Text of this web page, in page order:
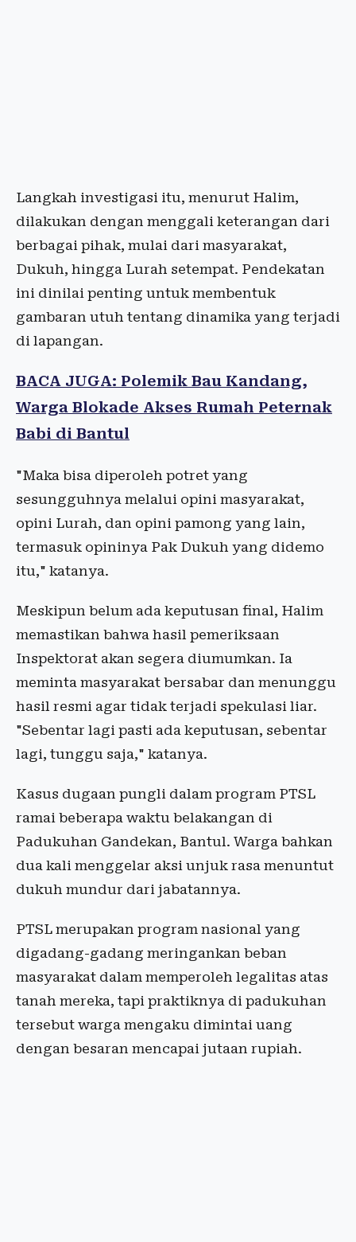
Langkah investigasi itu, menurut Halim,
dilakukan dengan menggali keterangan dari
berbagai pihak, mulai dari masyarakat,
Dukuh, hingga Lurah setempat. Pendekatan
ini dinilai penting untuk membentuk
gambaran utuh tentang dinamika yang terjadi
di lapangan.
BACA JUGA: Polemik Bau Kandang,
Warga Blokade Akses Rumah Peternak
Babi di Bantul
"Maka bisa diperoleh potret yang
sesungguhnya melalui opini masyarakat,
opini Lurah, dan opini pamong yang lain,
termasuk opininya Pak Dukuh yang didemo
itu," katanya.
Meskipun belum ada keputusan final, Halim
memastikan bahwa hasil pemeriksaan
Inspektorat akan segera diumumkan. Ia
meminta masyarakat bersabar dan menunggu
hasil resmi agar tidak terjadi spekulasi liar.
"Sebentar lagi pasti ada keputusan, sebentar
lagi, tunggu saja," katanya.
Kasus dugaan pungli dalam program PTSL
ramai beberapa waktu belakangan di
Padukuhan Gandekan, Bantul. Warga bahkan
dua kali menggelar aksi unjuk rasa menuntut
dukuh mundur dari jabatannya.
PTSL merupakan program nasional yang
digadang-gadang meringankan beban
masyarakat dalam memperoleh legalitas atas
tanah mereka, tapi praktiknya di padukuhan
tersebut warga mengaku dimintai uang
dengan besaran mencapai jutaan rupiah.